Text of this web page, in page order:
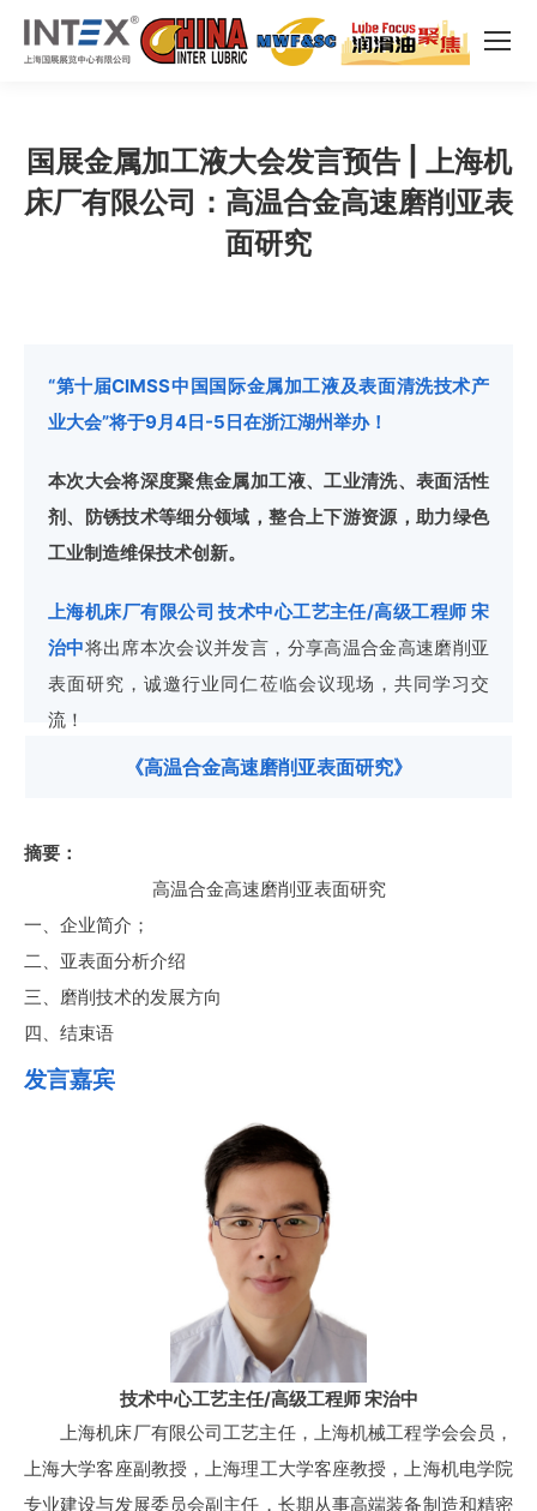
国展金属加工液大会发言预告 | 上海机
床厂有限公司：高温合金高速磨削亚表
面研究
“第十届CIMSS中国国际金属加工液及表面清洗技术产
业大会”将于9月4日-5日在浙江湖州举办！
本次大会将深度聚焦金属加工液、工业清洗、表面活性
剂、防锈技术等细分领域，整合上下游资源，助力绿色
工业制造维保技术创新。
上海机床厂有限公司技术中心工艺主任/高级工程师宋
治中将出席本次会议并发言，分享高温合金高速磨削亚
表面研究，诚邀行业同仁莅临会议现场，共同学习交
流！
《高温合金高速磨削亚表面研究》
摘要：
高温合金高速磨削亚表面研究
一、企业简介；
二、亚表面分析介绍
三、磨削技术的发展方向
四、结束语
发言嘉宾
技术中心工艺主任/高级工程师宋治中
上海机床厂有限公司工艺主任，上海机械工程学会会员，
上海大学客座副教授，上海理工大学客座教授，上海机电学院
专业建设与发展委员会副主任，长期从事高端装备制造和精密